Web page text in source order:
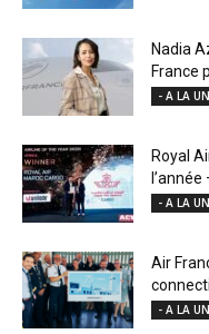
Nadia
France
- A LA
Royal
l’année
- A LA
Air
- A LA